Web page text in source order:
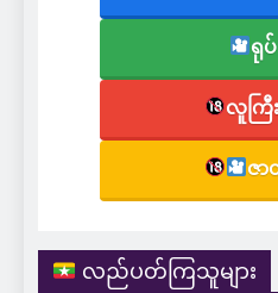
ရု
လူကြီ
ဇ
လည်ပတ်ကြသူများ